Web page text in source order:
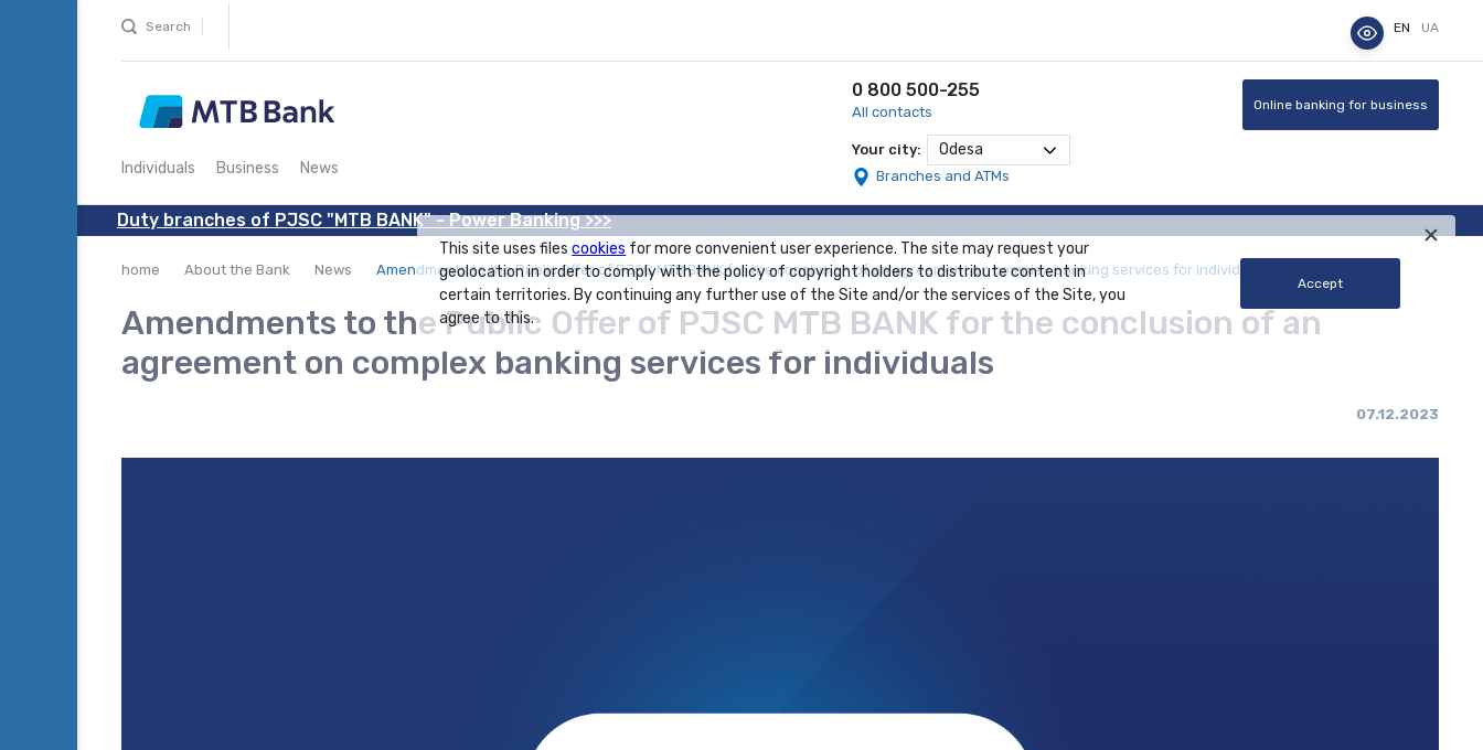
Search EN UA
Individuals Business News
0 800 500-255
All contacts
Your city: Odesa
Branches and ATMs
Online banking for business
Duty branches of PJSC "MTB BANK" - Power Banking >>>
home About the Bank News Amendments to the Public Offer of PJSC MTB BANK for the conclusion of an agreement on complex banking services for individuals
Amendments to the Public Offer of PJSC MTB BANK for the conclusion of an
agreement on complex banking services for individuals
07.12.2023
This site uses filescookies for more convenient user experience. The site may request your
geolocation in order to comply with the policy of copyright holders to distribute content in
certain territories. By continuing any further use of the Site and/or the services of the Site, you
agree to this.
Accept